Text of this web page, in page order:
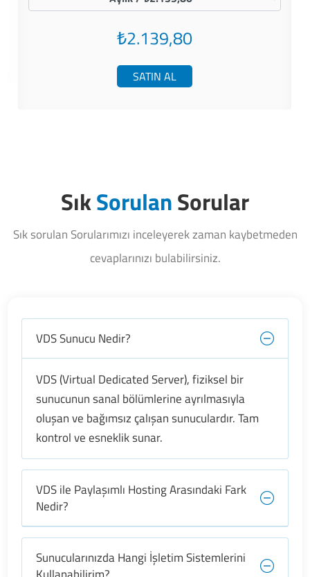
₺2.139,80
SATIN AL
SıkSorulanSorular
Sık sorulan Sorularımızı inceleyerek zaman kaybetmeden
cevaplarınızı bulabilirsiniz.
VDS Sunucu Nedir?
VDS (Virtual Dedicated Server), fiziksel bir
sunucunun sanal bölümlerine ayrılmasıyla
oluşan ve bağımsız çalışan sunuculardır. Tam
kontrol ve esneklik sunar.
VDS ile Paylaşımlı Hosting Arasındaki Fark
Nedir?
Sunucularınızda Hangi İşletim Sistemlerini